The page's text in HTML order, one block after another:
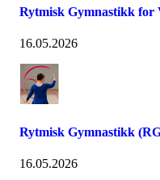
Rytmisk Gymnastikk for
16.05.2026
Rytmisk Gymnastikk
16.05.2026